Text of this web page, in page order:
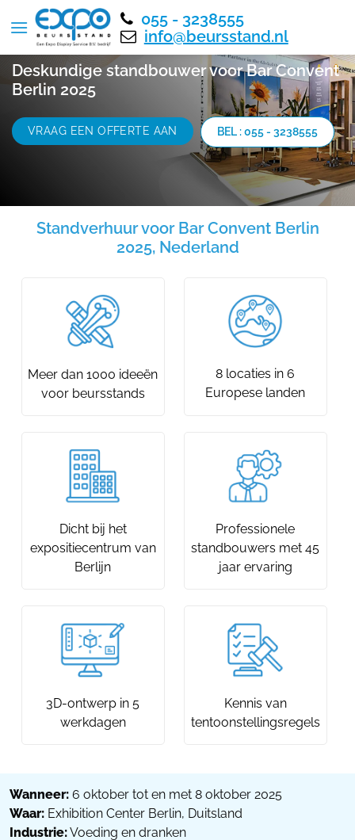
055 - 3238555
info@beursstand.nl
Deskundige standbouwer voor Bar Convent
Berlin 2025
VRAAG EEN OFFERTE AAN BEL : 055 - 3238555
Standverhuur voor Bar Convent Berlin
2025, Nederland
Meer dan 1000 ideeën
voor beursstands
8 locaties in 6
Europese landen
Dicht bij het
expositiecentrum van
Berlijn
Professionele
standbouwers met 45
jaar ervaring
3D-ontwerp in 5
werkdagen
Kennis van
tentoonstellingsregels
Wanneer: 6 oktober tot en met 8 oktober 2025
Waar: Exhibition Center Berlin, Duitsland
Industrie:Voeding en dranken